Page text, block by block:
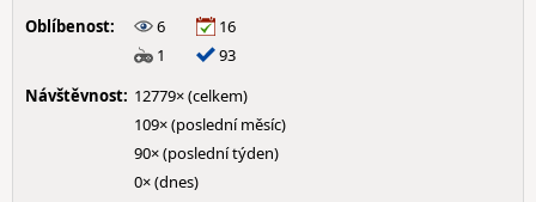
Oblíbenost:
6
16
1
93
Návštěvnost: 12779× (celkem)
109× (poslední měsíc)
90× (poslední týden)
0× (dnes)